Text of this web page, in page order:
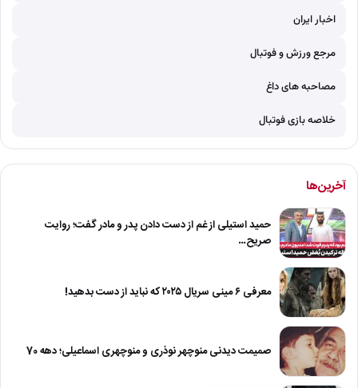
اخبار ایران
مرجع ورزش و فوتبال
مصاحبه های داغ
خلاصه بازی فوتبال
آخرین‌ها
حمید استیلی از غم از دست دادن پدر و مادر گفت؛ روایت
صریح…
معرفی ۶ مینی سریال ۲۰۲۵ که نباید از دست بدهید!
صمیمت دیدنی منوچهر نوذری و منوچهری اسماعیلی؛ دهه 70